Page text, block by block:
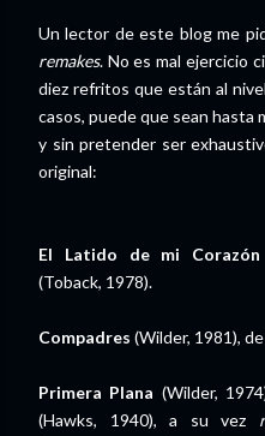
Un lector de este blog me
remakes. No es mal ejercicio
diez refritos que están al
casos, puede que sean hasta
y sin pretender ser
original:
El Latido de mi Corazón
(Toback, 1978).
Compadres (Wilder, 1981), de
Primera Plana (Wilder,
(Hawks, 1940), a su vez